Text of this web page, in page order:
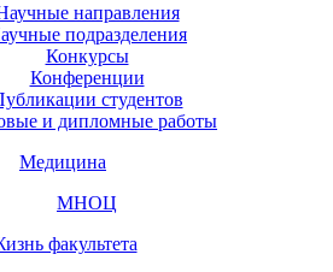
направления
подразделения
Конкурсы
Конференции
студентов
и дипломные работы
Медицина
МНОЦ
факультета